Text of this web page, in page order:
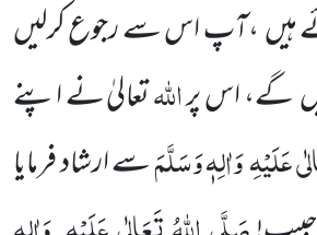
ہیں،آپ اس سے رجوعکرلیں
گے،اس پراللّٰہتعالیٰ نے اپنے
عَلَیْہِوَاٰلِہٖ وَسَلَّمَسے ارشاد فرمایا